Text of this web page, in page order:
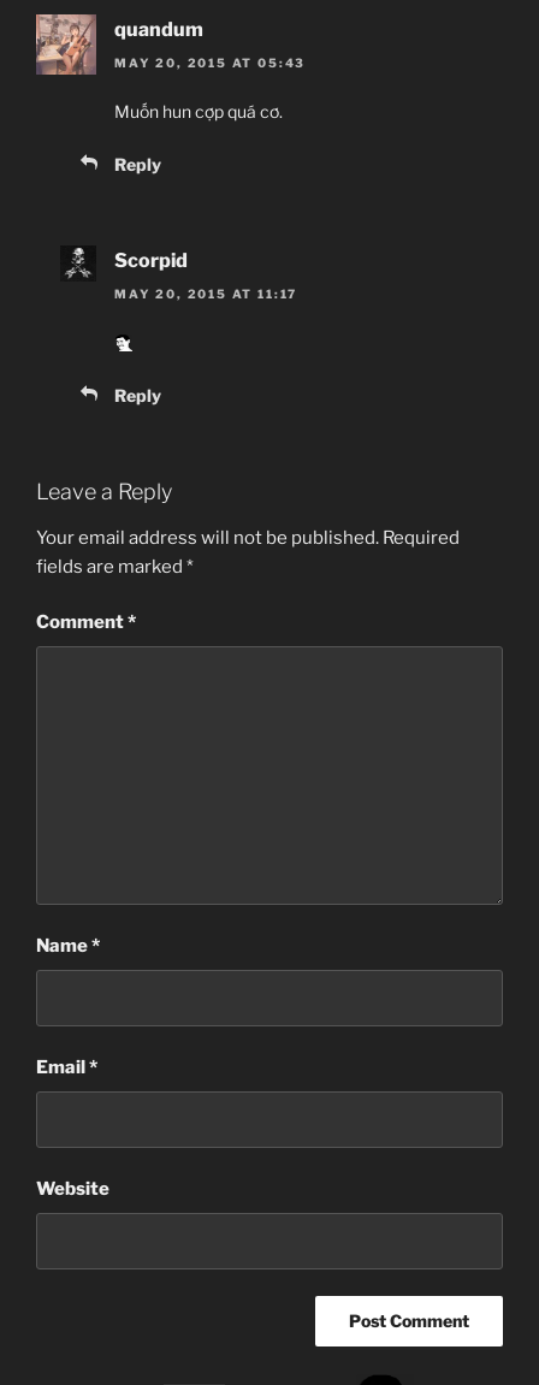
quandum
MAY 20, 2015 AT 05:43
Muốn hun cợp quá cơ.
Reply
Scorpid
MAY 20, 2015 AT 11:17
Reply
Leave a Reply
Your email address will not be published. Required
fields are marked *
Comment*
Name*
Email *
Website